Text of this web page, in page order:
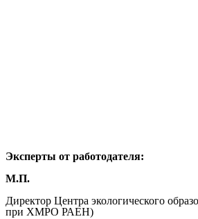
Эксперты от работодателя:
М.П.
Директор Центра экологического
при ХМРО